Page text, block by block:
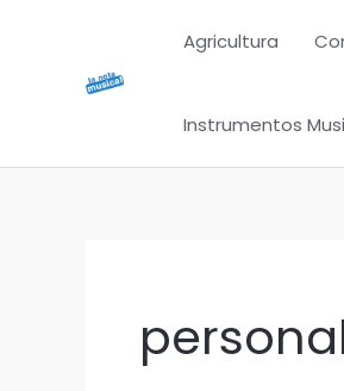
contenido
Agricultura
Instrumentos